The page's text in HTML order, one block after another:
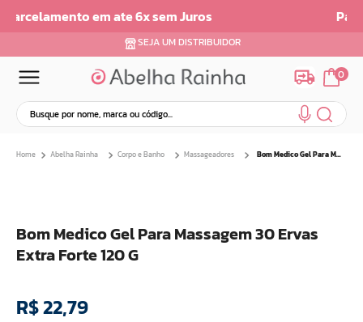
Parcelamento em até 6x sem juros
SEJA UM DISTRIBUIDOR
0
Busque por nome, marca ou código...
Abelha Rainha Corpo e Banho Massageadores Bom Medico Gel Para Massagem 30 Ervas Extra Forte 120 G
Bom Medico Gel Para Massagem 30 Ervas
Extra Forte 120 G
R$22,79
4º
bom medico
5º
renovil
7º
creme